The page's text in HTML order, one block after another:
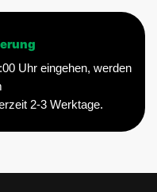
Uhr eingehen, werden
2-3 Werktage.